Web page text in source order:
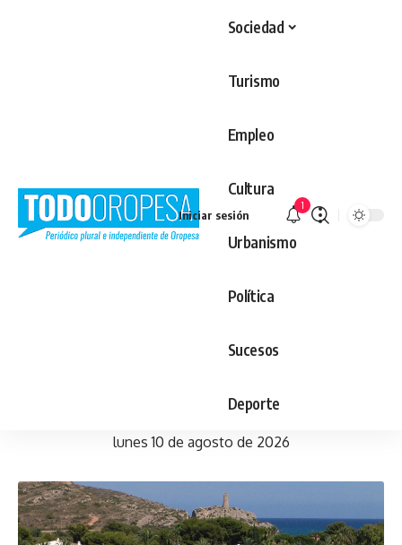
Sociedad
Turismo
Empleo
Cultura
Urbanismo
Política
Sucesos
Deporte
Iniciar sesión
1
lunes 10 de agosto de 2026